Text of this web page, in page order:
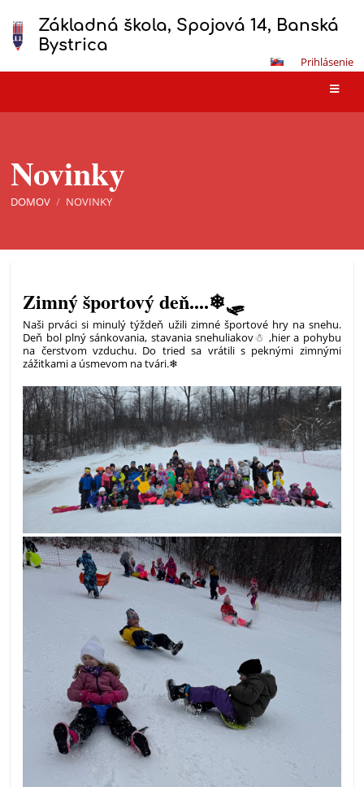
Základná škola, Spojová 14, Banská
Bystrica
Prihlásenie
Novinky
DOMOV / NOVINKY
Zimný športový deň....❄🛷
Naši prváci si minulý týždeň užili zimné športové hry na snehu.
Deň bol plný sánkovania, stavania snehuliakov☃ ,hier a pohybu
na čerstvom vzduchu. Do tried sa vrátili s peknými zimnými
zážitkami a úsmevom na tvári.❄